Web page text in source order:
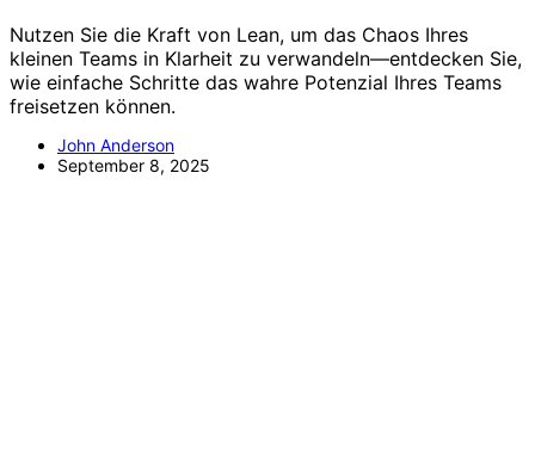
Nutzen Sie die Kraft von Lean, um das Chaos Ihres
kleinen Teams in Klarheit zu verwandeln—entdecken Sie,
wie einfache Schritte das wahre Potenzial Ihres Teams
freisetzen können.
John Anderson
September 8, 2025